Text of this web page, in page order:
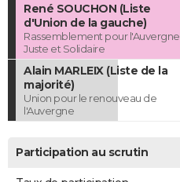
René SOUCHON (Liste
d'Union de la gauche)
Rassemblement pour l'Auvergne
Juste et Solidaire
Alain MARLEIX (Liste de la
majorité)
Union pour le renouveau de
l'Auvergne
Participation au scrutin